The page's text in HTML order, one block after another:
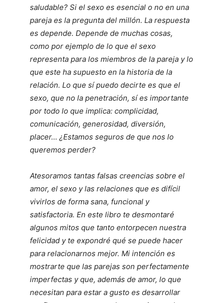
saludable? Si el sexo es esencial o no en una
pareja es la pregunta del millón. La respuesta
es depende. Depende de muchas cosas,
como por ejemplo de lo que el sexo
representa para los miembros de la pareja y lo
que este ha supuesto en la historia de la
relación. Lo que sí puedo decirte es que el
sexo, que no la penetración, sí es importante
por todo lo que implica: complicidad,
comunicación, generosidad, diversión,
placer… ¿Estamos seguros de que nos lo
queremos perder?
Atesoramos tantas falsas creencias sobre el
amor, el sexo y las relaciones que es difícil
vivirlos de forma sana, funcional y
satisfactoria. En este libro te desmontaré
algunos mitos que tanto entorpecen nuestra
felicidad y te expondré qué se puede hacer
para relacionarnos mejor. Mi intención es
mostrarte que las parejas son perfectamente
imperfectas y que, además de amor, lo que
necesitan para estar a gusto es desarrollar